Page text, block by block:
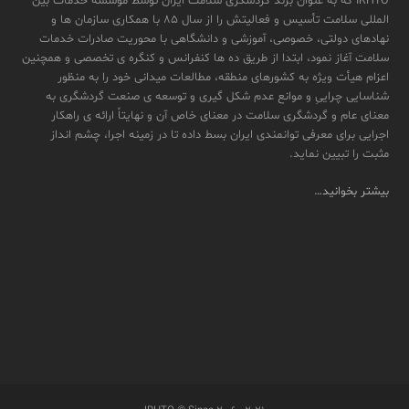
المللی سلامت تأسیس و فعالیتش را از سال ۸۵ با همکاری سازمان ها و
نهادهای دولتی، خصوصی، آموزشی و دانشگاهی با محوریت صادرات خدمات
سلامت آغاز نمود، ابتدا از طریق ده ها کنفرانس و کنگره ی تخصصی و همچنین
اعزام هیأت ویژه به کشورهای منطقه، مطالعات میدانی خود را به منظور
شناسایی چراییِ و موانع عدم شکل گیری و توسعه ی صنعت گردشگری به
معنای عام و گردشگری سلامت در معنای خاص آن و نهایتاً ارائه ی راهکار
اجرایی برای معرفی توانمندی ایران بسط داده تا در زمینه اجرا، چشم انداز
مثبت را تبیین نماید.
بیشتر بخوانید…